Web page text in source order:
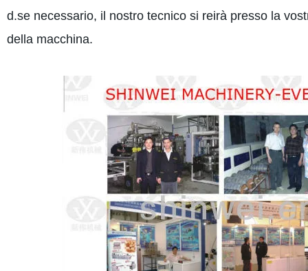
d.se necessario, il nostro tecnico si reirà presso la
della macchina.